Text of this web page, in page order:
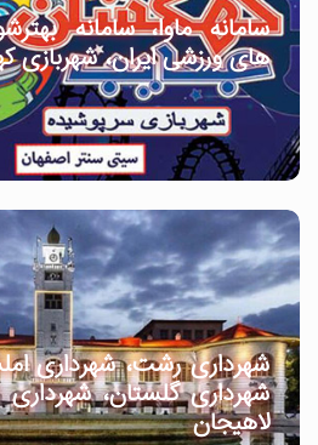
سامانه ماوا، سامانه
های ورزشی ایران،
شهرداری رشت، شهرداری
شهرداری گلستان،
لاهیجان